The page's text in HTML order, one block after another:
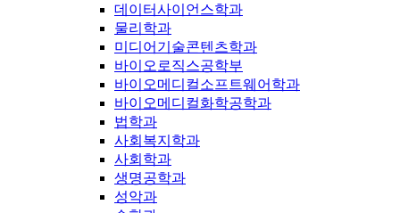
데이터사이언스학과
물리학과
미디어기술콘텐츠학과
바이오로직스공학부
바이오메디컬소프트웨어학과
바이오메디컬화학공학과
법학과
사회복지학과
사회학과
생명공학과
성악과